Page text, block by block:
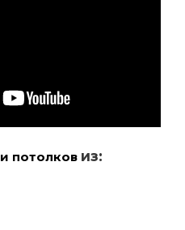
и потолков из: